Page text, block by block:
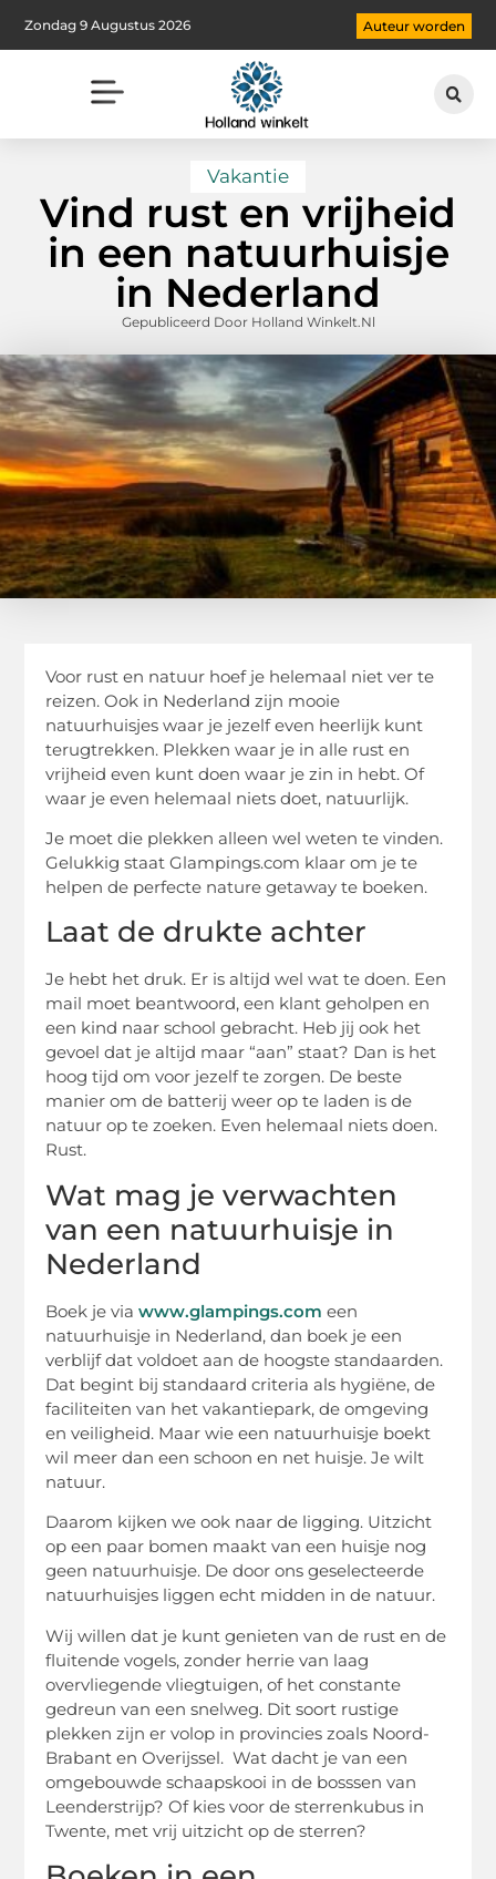
Zondag 9 Augustus 2026 Auteur worden
Vakantie
Vind rust en vrijheid
in een natuurhuisje
in Nederland
Gepubliceerd Door Holland Winkelt.nl
Voor rust en natuur hoef je helemaal niet ver te
reizen. Ook in Nederland zijn mooie
natuurhuisjes waar je jezelf even heerlijk kunt
terugtrekken. Plekken waar je in alle rust en
vrijheid even kunt doen waar je zin in hebt. Of
waar je even helemaal niets doet, natuurlijk.
Je moet die plekken alleen wel weten te vinden.
Gelukkig staat Glampings.com klaar om je te
helpen de perfecte nature getaway te boeken.
Laat de drukte achter
Je hebt het druk. Er is altijd wel wat te doen. Een
mail moet beantwoord, een klant geholpen en
een kind naar school gebracht. Heb jij ook het
gevoel dat je altijd maar “aan” staat? Dan is het
hoog tijd om voor jezelf te zorgen. De beste
manier om de batterij weer op te laden is de
natuur op te zoeken. Even helemaal niets doen.
Rust.
Wat mag je verwachten
van een natuurhuisje in
Nederland
Boek je viawww.glampings.com een
natuurhuisje in Nederland, dan boek je een
verblijf dat voldoet aan de hoogste standaarden.
Dat begint bij standaard criteria als hygiëne, de
faciliteiten van het vakantiepark, de omgeving
en veiligheid. Maar wie een natuurhuisje boekt
wil meer dan een schoon en net huisje. Je wilt
natuur.
Daarom kijken we ook naar de ligging. Uitzicht
op een paar bomen maakt van een huisje nog
geen natuurhuisje. De door ons geselecteerde
natuurhuisjes liggen echt midden in de natuur.
Wij willen dat je kunt genieten van de rust en de
fluitende vogels, zonder herrie van laag
overvliegende vliegtuigen, of het constante
gedreun van een snelweg. Dit soort rustige
plekken zijn er volop in provincies zoals Noord-
Brabant en Overijssel. Wat dacht je van een
omgebouwde schaapskooi in de bosssen van
Leenderstrijp? Of kies voor de sterrenkubus in
Twente, met vrij uitzicht op de sterren?